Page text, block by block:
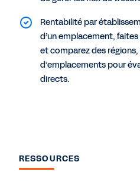
Rentabilité par
d’un emplacement,
et comparez des
d’emplacements pour
directs.
RESSOURCES